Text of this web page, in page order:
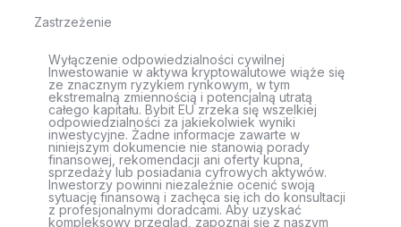
Zastrzeżenie
Wyłączenie odpowiedzialności cywilnej
Inwestowanie w aktywa kryptowalutowe wiąże się
ze znacznym ryzykiem rynkowym, w tym
ekstremalną zmiennością i potencjalną utratą
całego kapitału. Bybit EU zrzeka się wszelkiej
odpowiedzialności za jakiekolwiek wyniki
inwestycyjne. Żadne informacje zawarte w
niniejszym dokumencie nie stanowią porady
finansowej, rekomendacji ani oferty kupna,
sprzedaży lub posiadania cyfrowych aktywów.
Inwestorzy powinni niezależnie ocenić swoją
sytuację finansową i zachęca się ich do konsultacji
z profesjonalnymi doradcami. Aby uzyskać
kompleksowy przegląd, zapoznaj się z naszym